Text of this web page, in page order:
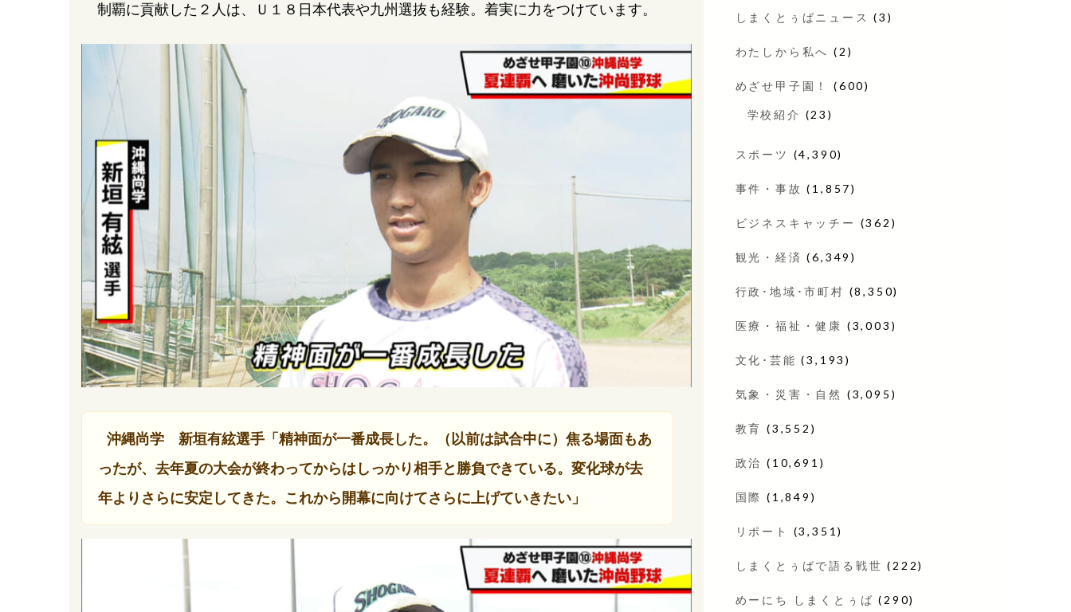
制覇に貢献した２人は、Ｕ１８日本代表や九州選抜も経験。着実に力をつけています。
沖縄尚学 新垣有絃選手「精神面が一番成長した。（以前は試合中に）焦る場面もあ
ったが、去年夏の大会が終わってからはしっかり相手と勝負できている。変化球が去
年よりさらに安定してきた。これから開幕に向けてさらに上げていきたい」
しまくとぅばニュース (3)
わたしから私へ (2)
めざせ甲子園！ (600)
学校紹介 (23)
スポーツ (4,390)
事件・事故 (1,857)
ビジネスキャッチー (362)
観光・経済 (6,349)
行政･地域･市町村 (8,350)
医療・福祉・健康 (3,003)
文化･芸能 (3,193)
気象・災害・自然 (3,095)
教育 (3,552)
政治 (10,691)
国際 (1,849)
リポート (3,351)
しまくとぅばで語る戦世 (222)
めーにち しまくとぅば (290)